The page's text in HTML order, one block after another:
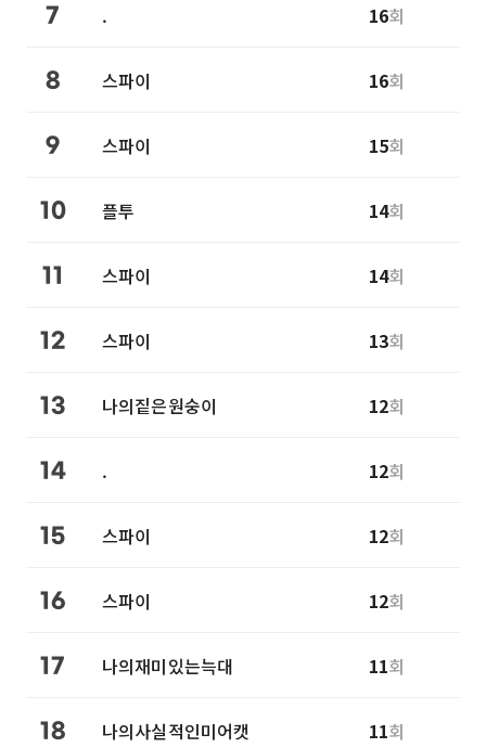
7 . 16회
8 스파이 16회
9 스파이 15회
10 플투 14회
11 스파이 14회
12 스파이 13회
13 나의짙은원숭이 12회
14 . 12회
15 스파이 12회
16 스파이 12회
17 나의재미있는늑대 11회
18 나의사실적인미어캣 11회